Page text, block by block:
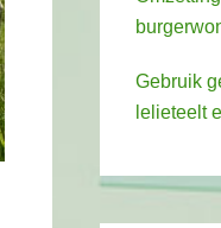
Gebruik
lelieteelt